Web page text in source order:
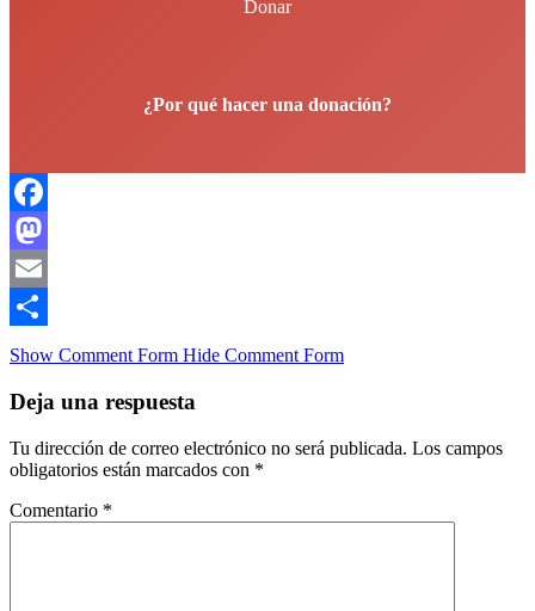
Donar
¿Por qué hacer una donación?
Facebook
Mastodon
Email
Compartir
Show Comment Form Hide Comment Form
Deja una respuesta
Tu dirección de correo electrónico no será publicada. Los campos
obligatorios están marcados con *
Comentario *